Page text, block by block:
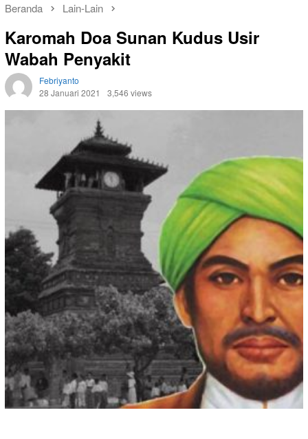
Beranda Lain-Lain
Karomah Doa Sunan Kudus Usir
Wabah Penyakit
Febriyanto
28 Januari 2021
3,546 views